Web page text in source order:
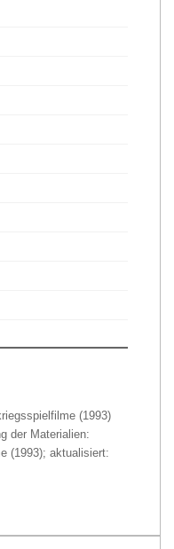
(1993)
der Materialien:
(1993); aktualisiert: